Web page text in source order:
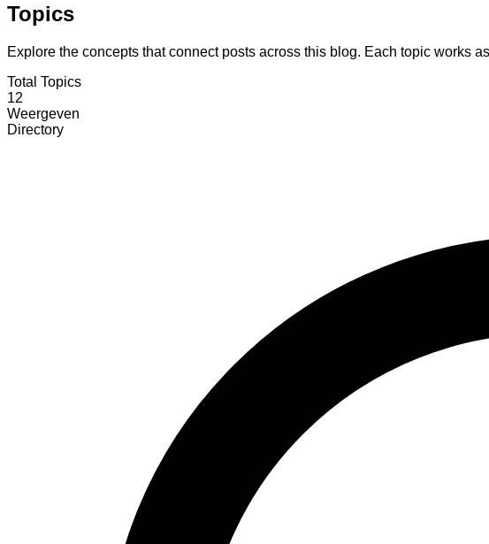
Topics
Explore the concepts that connect posts across this blog. Each topic works
Total Topics
12
Weergeven
Directory